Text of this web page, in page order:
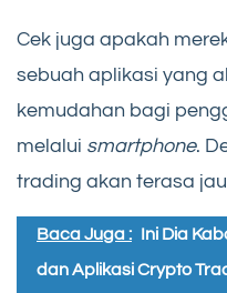
Cek juga apakah
sebuah aplikasi yang
kemudahan bagi
melalui smartphone.
trading akan terasa
Baca Juga : Ini Dia
dan Aplikasi Crypto